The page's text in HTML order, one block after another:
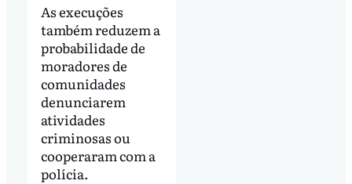
As execuções
também reduzem a
probabilidade de
moradores de
comunidades
denunciarem
atividades
criminosas ou
cooperaram com a
polícia.